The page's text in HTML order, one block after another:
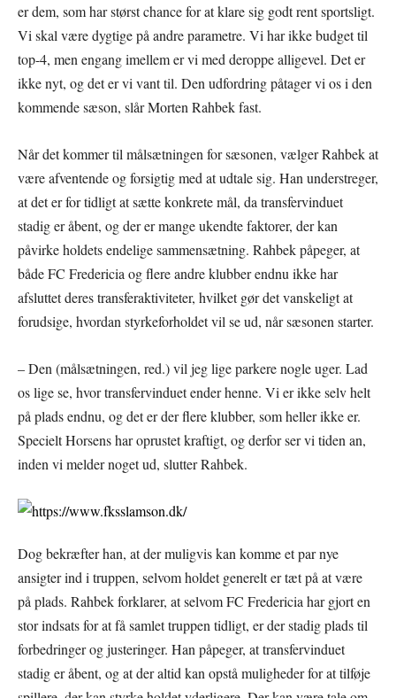
er dem, som har størst chance for at klare sig godt rent sportsligt.
Vi skal være dygtige på andre parametre. Vi har ikke budget til
top-4, men engang imellem er vi med deroppe alligevel. Det er
ikke nyt, og det er vi vant til. Den udfordring påtager vi os i den
kommende sæson, slår Morten Rahbek fast.
Når det kommer til målsætningen for sæsonen, vælger Rahbek at
være afventende og forsigtig med at udtale sig. Han understreger,
at det er for tidligt at sætte konkrete mål, da transfervinduet
stadig er åbent, og der er mange ukendte faktorer, der kan
påvirke holdets endelige sammensætning. Rahbek påpeger, at
både FC Fredericia og flere andre klubber endnu ikke har
afsluttet deres transferaktiviteter, hvilket gør det vanskeligt at
forudsige, hvordan styrkeforholdet vil se ud, når sæsonen starter.
– Den (målsætningen, red.) vil jeg lige parkere nogle uger. Lad
os lige se, hvor transfervinduet ender henne. Vi er ikke selv helt
på plads endnu, og det er der flere klubber, som heller ikke er.
Specielt Horsens har oprustet kraftigt, og derfor ser vi tiden an,
inden vi melder noget ud, slutter Rahbek.
Dog bekræfter han, at der muligvis kan komme et par nye
ansigter ind i truppen, selvom holdet generelt er tæt på at være
på plads. Rahbek forklarer, at selvom FC Fredericia har gjort en
stor indsats for at få samlet truppen tidligt, er der stadig plads til
forbedringer og justeringer. Han påpeger, at transfervinduet
stadig er åbent, og at der altid kan opstå muligheder for at tilføje